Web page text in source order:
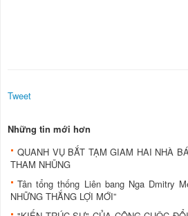
Tweet
Những tin mới hơn
QUANH VỤ BẮT TẠM GIAM HAI NHÀ
THAM NHŨNG
Tân tổng thống Liên bang Nga Dmitry
NHỮNG THẮNG LỢI MỚI”